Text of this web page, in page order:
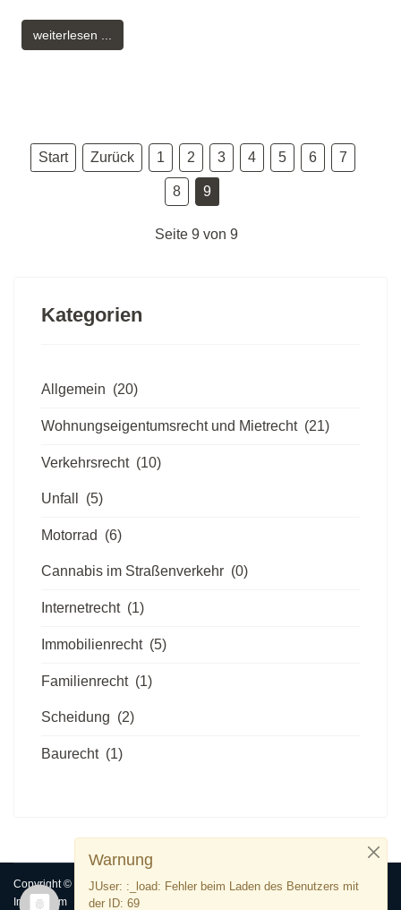
Warnung
JUser: :_load: Fehler beim Laden des Benutzers mit
der ID: 69
weiterlesen ...
Start Zurück 1 2 3 4 5 6 7
8 9
Seite 9 von 9
Kategorien
Allgemein (20)
Wohnungseigentumsrecht und Mietrecht (21)
Verkehrsrecht (10)
Unfall (5)
Motorrad (6)
Cannabis im Straßenverkehr (0)
Internetrecht (1)
Immobilienrecht (5)
Familienrecht (1)
Scheidung (2)
Baurecht (1)
Copyright © 2019 - 2026 Rechtsanwälte Struck Dortmund
Impressum
Datenschutz